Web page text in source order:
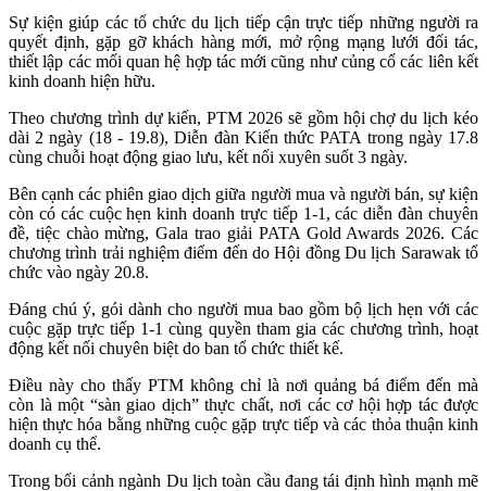
Sự kiện giúp các tổ chức du lịch tiếp cận trực tiếp những người ra
quyết định, gặp gỡ khách hàng mới, mở rộng mạng lưới đối tác,
thiết lập các mối quan hệ hợp tác mới cũng như củng cố các liên kết
kinh doanh hiện hữu.
Theo chương trình dự kiến, PTM 2026 sẽ gồm hội chợ du lịch kéo
dài 2 ngày (18 - 19.8), Diễn đàn Kiến thức PATA trong ngày 17.8
cùng chuỗi hoạt động giao lưu, kết nối xuyên suốt 3 ngày.
Bên cạnh các phiên giao dịch giữa người mua và người bán, sự kiện
còn có các cuộc hẹn kinh doanh trực tiếp 1-1, các diễn đàn chuyên
đề, tiệc chào mừng, Gala trao giải PATA Gold Awards 2026. Các
chương trình trải nghiệm điểm đến do Hội đồng Du lịch Sarawak tổ
chức vào ngày 20.8.
Đáng chú ý, gói dành cho người mua bao gồm bộ lịch hẹn với các
cuộc gặp trực tiếp 1-1 cùng quyền tham gia các chương trình, hoạt
động kết nối chuyên biệt do ban tổ chức thiết kế.
Điều này cho thấy PTM không chỉ là nơi quảng bá điểm đến mà
còn là một “sàn giao dịch” thực chất, nơi các cơ hội hợp tác được
hiện thực hóa bằng những cuộc gặp trực tiếp và các thỏa thuận kinh
doanh cụ thể.
Trong bối cảnh ngành Du lịch toàn cầu đang tái định hình mạnh mẽ